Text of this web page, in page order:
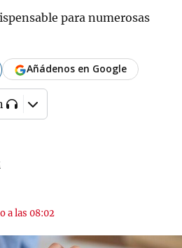
para numerosas
a las 08:02
Añádenos en Google